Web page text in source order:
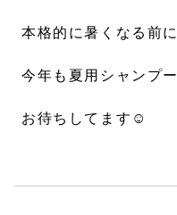
本格的に暑くなる前
今年も夏用シャンプ
お待ちしてます☺︎